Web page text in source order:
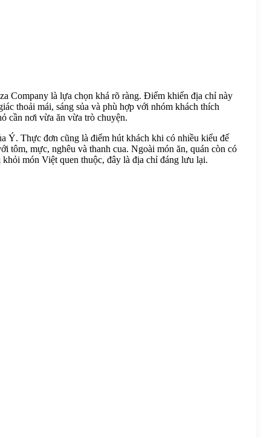
Company là lựa chọn khá rõ ràng. Điểm khiến địa chỉ này
thoải mái, sáng sủa và phù hợp với nhóm khách thích
cần nơi vừa ăn vừa trò chuyện.
Ý. Thực đơn cũng là điểm hút khách khi có nhiều kiểu đế
tôm, mực, nghêu và thanh cua. Ngoài món ăn, quán còn có
món Việt quen thuộc, đây là địa chỉ đáng lưu lại.